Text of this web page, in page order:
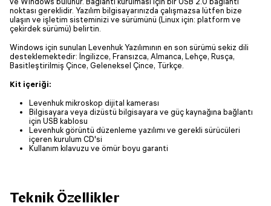
noktası gereklidir. Yazılım bilgisayarınızda çalışmazsa lütfen bize
ulaşın ve işletim sisteminizi ve sürümünü (Linux için: platform ve
çekirdek sürümü) belirtin.
Windows için sunulan Levenhuk Yazılımının en son sürümü sekiz dili
desteklemektedir: İngilizce, Fransızca, Almanca, Lehçe, Rusça,
Basitleştirilmiş Çince, Geleneksel Çince, Türkçe.
Kit içeriği:
Levenhuk mikroskop dijital kamerası
Bilgisayara veya dizüstü bilgisayara ve güç kaynağına bağlantı
için USB kablosu
Levenhuk görüntü düzenleme yazılımı ve gerekli sürücüleri
içeren kurulum CD'si
Kullanım kılavuzu ve ömür boyu garanti
Teknik Özellikler